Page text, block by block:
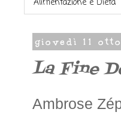
giovedì 11
La Fine
Ambrose